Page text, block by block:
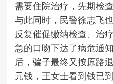
需要住院治疗，先期检
与此同时，民警徐志飞
反复催促缴纳检查、治
急的口吻下达了病危通
后，骗子最终又按原路
元钱，王女士看到钱已